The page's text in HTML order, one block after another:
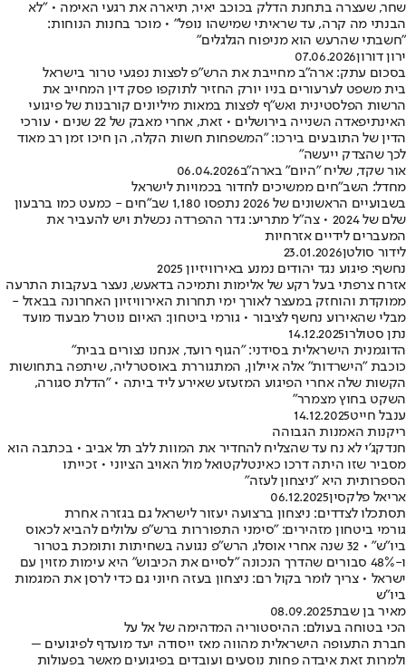
שחר, שעצרה בתחנת הדלק בכוכב יאיר, תיארה את רגעי האימה • "לא
הבנתי מה קרה, עד שראיתי שמישהו נופל" • מוכר בחנות הנוחות:
"חשבתי שהרעש הוא מניפוח הגלגלים"
ירון דורון07.06.2026
בסכום עתק: ארה"ב מחייבת את הרש"פ לפצות נפגעי טרור בישראל
בית משפט לערעורים בניו יורק החזיר לתוקפו פסק דין המחייב את
הרשות הפלסטינית ואש"ף לפצות במאות מיליונים קורבנות של פיגועי
האינתיפאדה השנייה בירושלים • זאת, אחרי מאבק של 22 שנים • עורכי
הדין של התובעים בירכו: "המשפחות חשות הקלה, הן חיכו זמן רב מאוד
לכך שהצדק ייעשה"
אור שקד, שליח "היום" בארה"ב06.04.2026
מחדל: השב"חים ממשיכים לחדור בכמויות לישראל
בשבועיים הראשונים של 2026 נתפסו 1,180 שב"חים - כמעט כמו ברבעון
שלם של 2024 • צה"ל מתריע: גדר ההפרדה נכשלת ויש להעביר את
המעברים לידיים אזרחיות
לידור סולטן23.01.2026
נחשף: פיגוע נגד יהודים נמנע באירוויזיון 2025
אזרח צרפתי בעל רקע של אלימות ותמיכה בדאעש, נעצר בעקבות התרעה
ממוקדת והוחזק במעצר לאורך ימי תחרות האירוויזיון האחרונה בבאזל -
מבלי שהאירוע נחשף לציבור • גורמי ביטחון: האיום נוטרל מבעוד מועד
נתן סטולרו14.12.2025
הדוגמנית הישראלית בסידני: "הגוף רועד, אנחנו נצורים בבית"
כוכבת "הישרדות" אלה איילון, המתגוררת באוסטרליה, שיתפה בתחושות
הקשות שלה אחרי הפיגוע המזעזע שאירע ליד ביתה • "הדלת סגורה,
השקט בחוץ מצמרר"
ענבל חייט14.12.2025
ריקנות האמנות הגבוהה
חנדקג'י לא נח עד שהצליח להחדיר את המוות ללב תל אביב • בכתבה הוא
מסביר שזו היתה דרכו כאינטלקטואל מול האויב הציוני • זכייתו
הספרותית היא "ניצחון לעזה"
אריאל פלקסין06.12.2025
תסתכלו לצדדים: ניצחון ברצועה יעזור לישראל גם בגזרה אחרת
גורמי ביטחון מזהירים: "סימני התפוררות ברש"פ עלולים להביא לכאוס
ביו"ש" • 32 שנה אחרי אוסלו, הרש"פ נגועה בשחיתות ותומכת בטרור
ו-48% סבורים שהדרך הנכונה "לסיים את הכיבוש" היא עימות מזוין עם
ישראל • צריך לומר בקול רם: ניצחון בעזה חיוני גם כדי לרסן את המגמות
ביו"ש
מאיר בן שבת08.09.2025
הכי בטוחה בעולם: ההיסטוריה המדהימה של אל על
חברת התעופה הישראלית מהווה מאז ייסודה יעד מועדף לפיגועים –
ולמרות זאת איבדה פחות נוסעים ועובדים בפיגועים מאשר בפעולות